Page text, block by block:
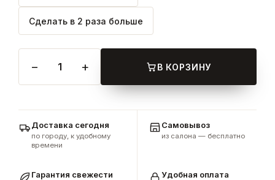
Сделать в 2 раза больше
− 1 + В КОРЗИНУ
Доставка сегодня
по городу, к удобному
времени
Самовывоз
из салона — бесплатно
Гарантия свежести Удобная оплата